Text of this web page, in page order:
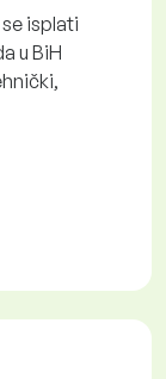
isplati
u BiH